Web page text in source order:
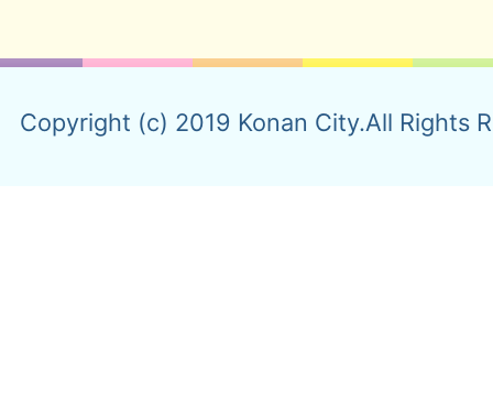
Copyright (c) 2019 Konan City.All Rights